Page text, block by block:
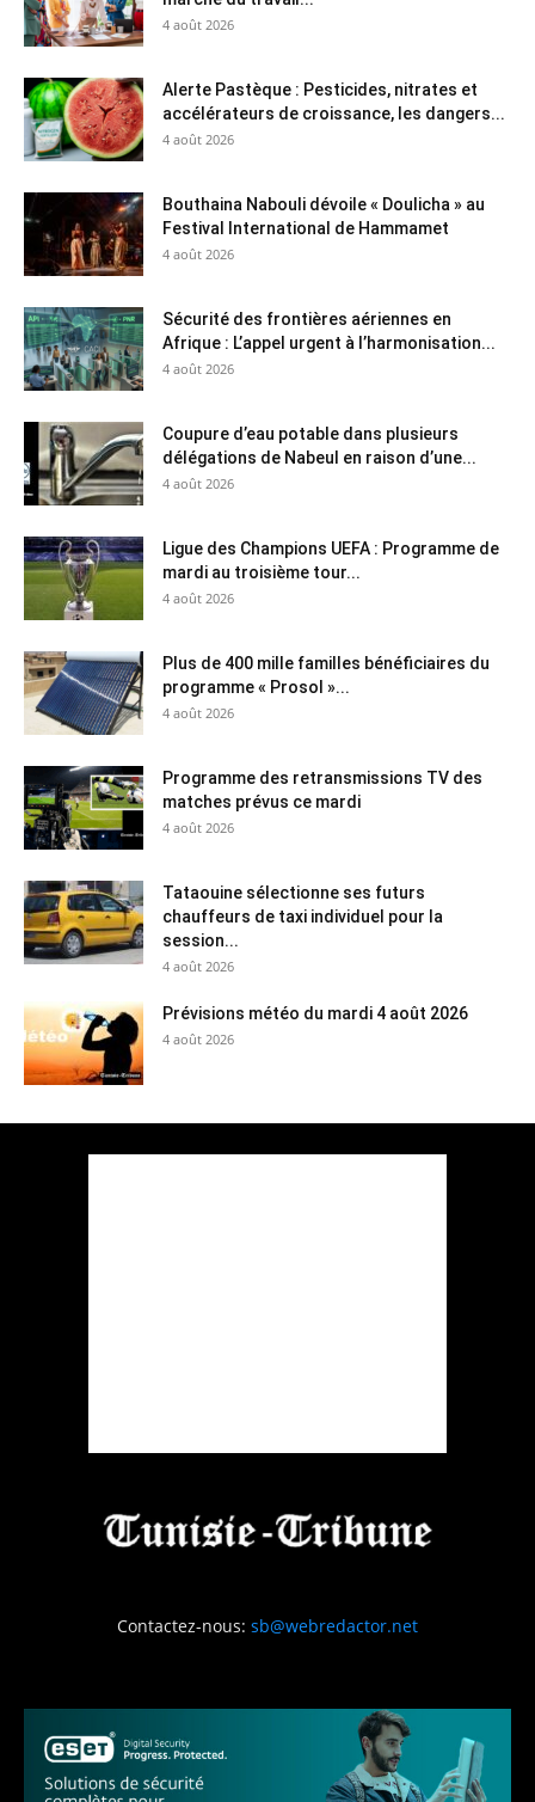
4 août 2026
Alerte Pastèque : Pesticides, nitrates et
accélérateurs de croissance, les dangers...
4 août 2026
Bouthaina Nabouli dévoile « Doulicha » au
Festival International de Hammamet
4 août 2026
Sécurité des frontières aériennes en
Afrique : L’appel urgent à l’harmonisation...
4 août 2026
Coupure d’eau potable dans plusieurs
délégations de Nabeul en raison d’une...
4 août 2026
Ligue des Champions UEFA : Programme de
mardi au troisième tour...
4 août 2026
Plus de 400 mille familles bénéficiaires du
programme « Prosol »...
4 août 2026
Programme des retransmissions TV des
matches prévus ce mardi
4 août 2026
Tataouine sélectionne ses futurs
chauffeurs de taxi individuel pour la
session...
4 août 2026
Prévisions météo du mardi 4 août 2026
4 août 2026
Contactez-nous: sb@webredactor.net